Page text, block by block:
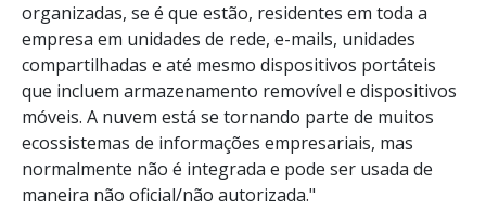
organizadas, se é que estão, residentes em toda a
empresa em unidades de rede, e-mails, unidades
compartilhadas e até mesmo dispositivos portáteis
que incluem armazenamento removível e dispositivos
móveis. A nuvem está se tornando parte de muitos
ecossistemas de informações empresariais, mas
normalmente não é integrada e pode ser usada de
maneira não oficial/não autorizada."